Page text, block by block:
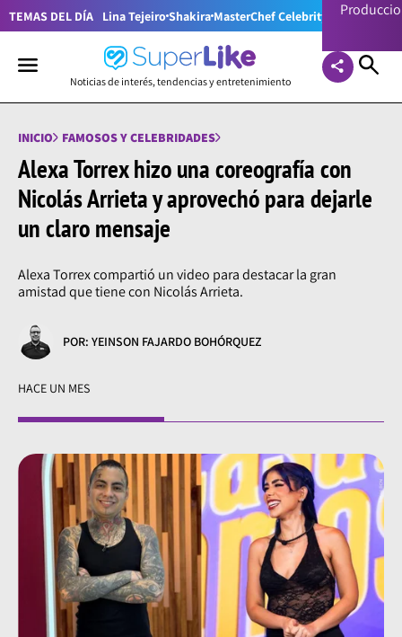
TEMAS DEL DÍA Lina TejeiroShakira MasterChef Celebrity Colombia
Noticias de interés, tendencias y entretenimiento
INICIO FAMOSOS Y CELEBRIDADES
Alexa Torrex hizo una coreografía con
Nicolás Arrieta y aprovechó para dejarle
un claro mensaje
Alexa Torrex compartió un video para destacar la gran
amistad que tiene con Nicolás Arrieta.
POR: YEINSON FAJARDO BOHÓRQUEZ
HACE UN MES